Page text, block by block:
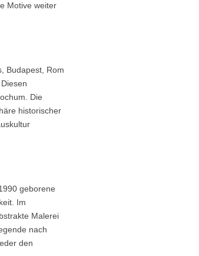
Motive weiter
Budapest, Rom
Die
historischer
geborene
Im
Malerei
nach
den